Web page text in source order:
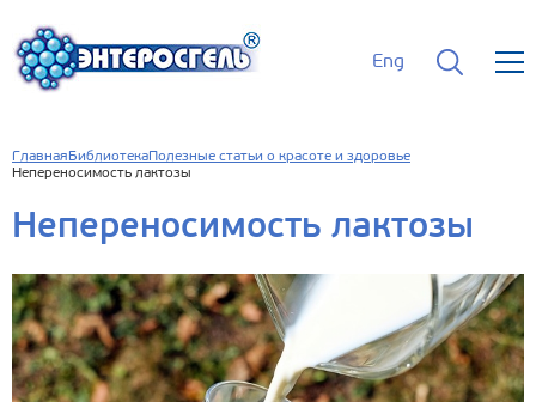
Eng
Главная БиблиотекаПолезные статьи о красоте и здоровье
Непереносимость лактозы
Непереносимость лактозы